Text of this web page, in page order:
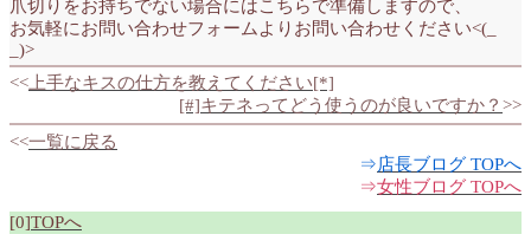
爪切りをお持ちでない場合にはこちらで準備しますので、
お気軽にお問い合わせフォームよりお問い合わせください<(_
_)>
<<上手なキスの仕方を教えてください[*]
[#]キテネってどう使うのが良いですか？ >>
<<一覧に戻る
⇒店長ブログ TOPへ
⇒女性ブログ TOPへ
[0]TOPへ